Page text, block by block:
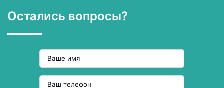
Остались вопросы?